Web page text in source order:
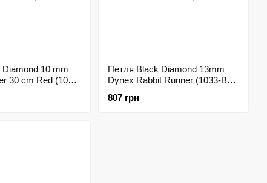
10 mm
30 cm Red (1033-
Петля Black Diamond 13mm
Dynex Rabbit Runner (1033-BD
807 грн